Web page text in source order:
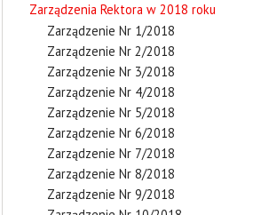
Zarządzenia Rektora w 2018 roku
Zarządzenie Nr 1/2018
Zarządzenie Nr 2/2018
Zarządzenie Nr 3/2018
Zarządzenie Nr 4/2018
Zarządzenie Nr 5/2018
Zarządzenie Nr 6/2018
Zarządzenie Nr 7/2018
Zarządzenie Nr 8/2018
Zarządzenie Nr 9/2018